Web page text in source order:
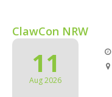
ClawCon NRW
11
Aug 2026